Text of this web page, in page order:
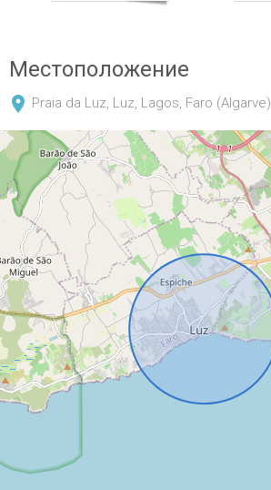
Местоположение
Praia da Luz, Luz, Lagos, Faro (Algarve)